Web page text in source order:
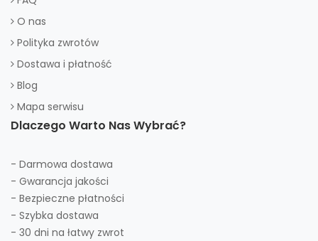
O nas
Polityka zwrotów
Dostawa i płatność
Blog
Mapa serwisu
Dlaczego Warto Nas Wybrać?
- Darmowa dostawa
- Gwarancja jakości
- Bezpieczne płatności
- Szybka dostawa
- 30 dni na łatwy zwrot